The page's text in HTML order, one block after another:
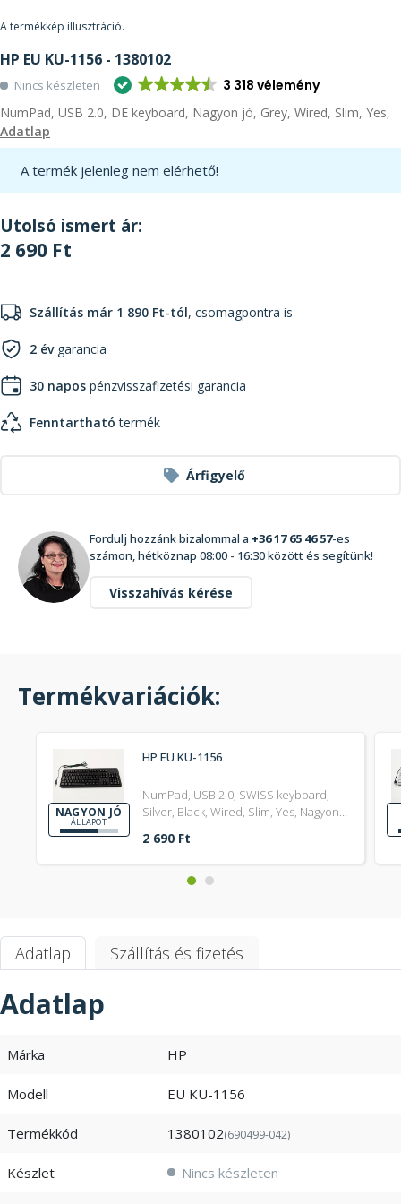
A termékkép illusztráció.
HP EU KU-1156 - 1380102
Nincs készleten 3 318 vélemény
NumPad, USB 2.0, DE keyboard, Nagyon jó, Grey, Wired, Slim, Yes,
Adatlap
A termék jelenleg nem elérhető!
Utolsó ismert ár:
2 690 Ft
Szállítás már 1 890 Ft-tól, csomagpontra is
2 évgarancia
30 napos pénzvisszafizetési garancia
Fenntartható termék
Árfigyelő
Fordulj hozzánk bizalommal a +36 17 65 46 57-es
számon, hétköznap 08:00 - 16:30 között és segítünk!
Visszahívás kérése
Termékvariációk:
NAGYON JÓ
ÁLLAPOT
HP EU KU-1156
NumPad, USB 2.0, SWISS keyboard,
Silver, Black, Wired, Slim, Yes, Nagyon
2 690 Ft
Adatlap Szállítás és fizetés
Adatlap
Márka HP
Modell EU KU-1156
Termékkód 1380102(690499-042)
Készlet Nincs készleten